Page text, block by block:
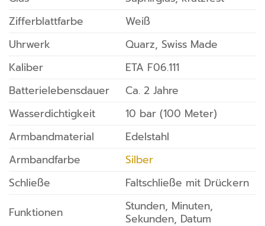
Zifferblattfarbe
Weiß
Uhrwerk
Quarz, Swiss Made
Kaliber
ETA F06.111
Batterielebensdauer
Ca. 2 Jahre
Wasserdichtigkeit
10 bar (100 Meter)
Armbandmaterial
Edelstahl
Armbandfarbe
Silber
Schließe
Faltschließe mit Drückern
Funktionen
Stunden, Minuten,
Sekunden, Datum